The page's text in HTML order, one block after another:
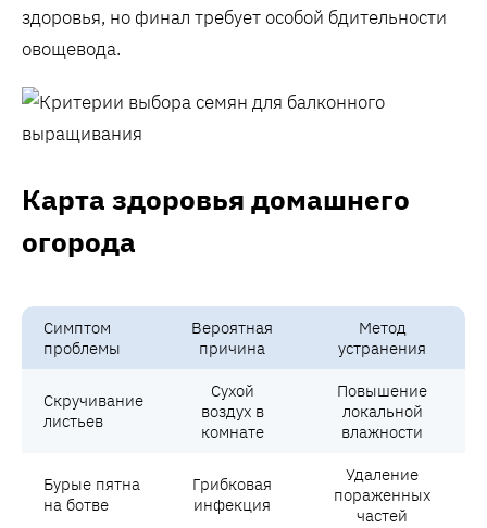
здоровья‚ но финал требует особой бдительности
овощевода.
Карта здоровья домашнего
огорода
Симптом
проблемы
Вероятная
причина
Метод
устранения
Скручивание
листьев
Сухой
воздух в
комнате
Повышение
локальной
влажности
Бурые пятна
на ботве
Грибковая
инфекция
Удаление
пораженных
частей